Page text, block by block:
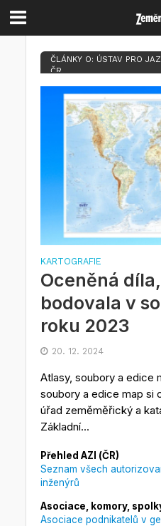
ČLÁNKY O: ÚSTAV PRO
ČR
KARTOGRAFIE
Oceněná
bodovala v
roku 2023
20. 12. 2024
Atlasy, soubory a edice
soubory a edice map si
úřad zeměměřický a
Základní...
Přehled AZI (ČR)
Seznam všech
inženýrů
Asociace, komory,
Asociace podnikatelů v